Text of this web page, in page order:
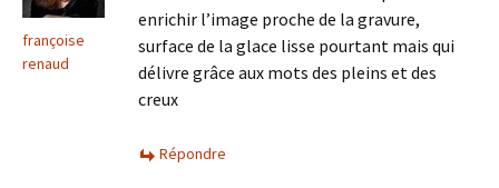
françoise
renaud
enrichir l’image proche de la gravure,
surface de la glace lisse pourtant mais qui
délivre grâce aux mots des pleins et des
creux
Répondre